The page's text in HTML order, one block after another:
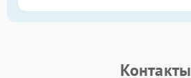
Контакты